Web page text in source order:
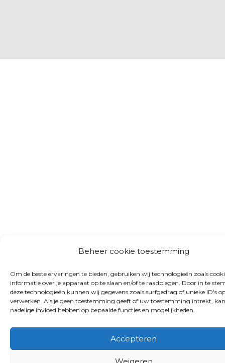
Beheer cookie toestemming
Om de beste ervaringen te bieden, gebruiken wij technologieën zoals
informatie over je apparaat op te slaan en/of te raadplegen. Door in te
deze technologieën kunnen wij gegevens zoals surfgedrag of unieke ID's
verwerken. Als je geen toestemming geeft of uw toestemming intrekt,
nadelige invloed hebben op bepaalde functies en mogelijkheden.
Accepteren
Weigeren